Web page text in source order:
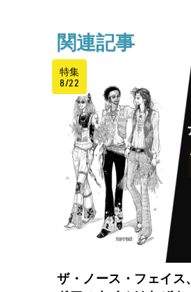
関連記事
特集
8/22
ザ・ノース・フェイ